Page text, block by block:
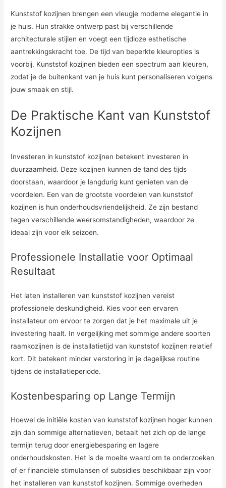
Kunststof kozijnen brengen een vleugje moderne elegantie in
je huis. Hun strakke ontwerp past bij verschillende
architecturale stijlen en voegt een tijdloze esthetische
aantrekkingskracht toe. De tijd van beperkte kleuropties is
voorbij. Kunststof kozijnen bieden een spectrum aan kleuren,
zodat je de buitenkant van je huis kunt personaliseren volgens
jouw smaak en stijl.
De Praktische Kant van Kunststof
Kozijnen
Investeren in kunststof kozijnen betekent investeren in
duurzaamheid. Deze kozijnen kunnen de tand des tijds
doorstaan, waardoor je langdurig kunt genieten van de
voordelen. Een van de grootste voordelen van kunststof
kozijnen is hun onderhoudsvriendelijkheid. Ze zijn bestand
tegen verschillende weersomstandigheden, waardoor ze
ideaal zijn voor elk seizoen.
Professionele Installatie voor Optimaal
Resultaat
Het laten installeren van kunststof kozijnen vereist
professionele deskundigheid. Kies voor een ervaren
installateur om ervoor te zorgen dat je het maximale uit je
investering haalt. In vergelijking met sommige andere soorten
raamkozijnen is de installatietijd van kunststof kozijnen relatief
kort. Dit betekent minder verstoring in je dagelijkse routine
tijdens de installatieperiode.
Kostenbesparing op Lange Termijn
Hoewel de initiële kosten van kunststof kozijnen hoger kunnen
zijn dan sommige alternatieven, betaalt het zich op de lange
termijn terug door energiebesparing en lagere
onderhoudskosten. Het is de moeite waard om te onderzoeken
of er financiële stimulansen of subsidies beschikbaar zijn voor
het installeren van kunststof kozijnen. Sommige overheden